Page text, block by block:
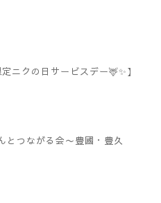
クの日サービスデー🦌✨】
つながる会〜豊國・豊久